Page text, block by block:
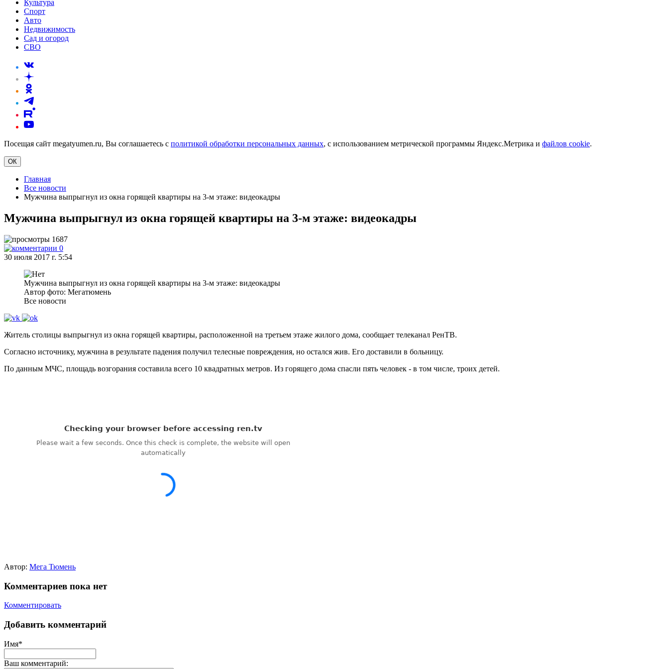
Культура
Спорт
Авто
Недвижимость
Сад и огород
СВО
Посещая сайт megatyumen.ru, Вы соглашаетесь с политикой обработки персональных данных, с использованием метрической программы Яндекс.Метрика и файлов cookie.
ОК
Главная
Все новости
Мужчина выпрыгнул из окна горящей квартиры на 3-м этаже: видеокадры
Мужчина выпрыгнул из окна горящей квартиры на 3-м этаже: видеокадры
1687
0
30 июля 2017 г. 5:54
Мужчина выпрыгнул из окна горящей квартиры на 3-м этаже: видеокадры
Автор фото: Мегатюмень
Все новости
Житель столицы выпрыгнул из окна горящей квартиры, расположенной на третьем этаже жилого дома, сообщает телеканал РенТВ.
Согласно источнику, мужчина в результате падения получил телесные повреждения, но остался жив. Его доставили в больницу.
По данным МЧС, площадь возгорания составила всего 10 квадратных метров. Из горящего дома спасли пять человек - в том числе, троих детей.
Автор: Мега Тюмень
Комментариев пока нет
Комментировать
Добавить комментарий
Имя*
Ваш комментарий: